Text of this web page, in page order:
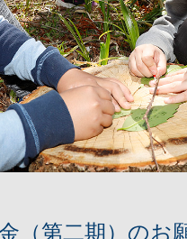
（第二期）のお